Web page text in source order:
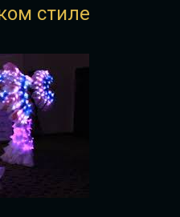
стиле